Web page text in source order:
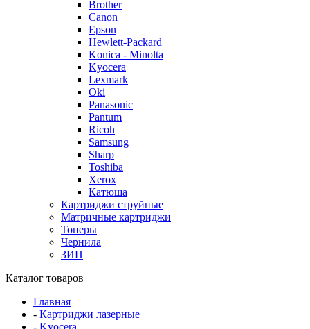
Brother
Canon
Epson
Hewlett-Packard
Konica - Minolta
Kyocera
Lexmark
Oki
Panasonic
Pantum
Ricoh
Samsung
Sharp
Toshiba
Xerox
Катюша
Картриджи струйные
Матричные картриджи
Тонеры
Чернила
ЗИП
Каталог товаров
Главная
- Картриджи лазерные
- Kyocera